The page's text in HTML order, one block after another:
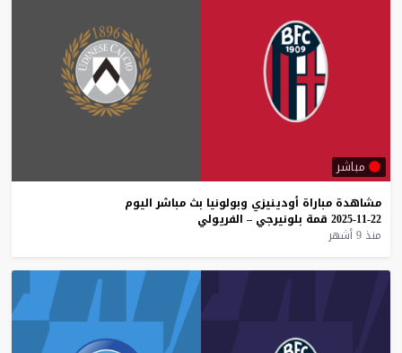
مباشر
مشاهدة مباراة أودينيزي وبولونيا بث مباشر اليوم
22-11-2025
قمة بلونيرجي – الفريولي
منذ 9 أشهر